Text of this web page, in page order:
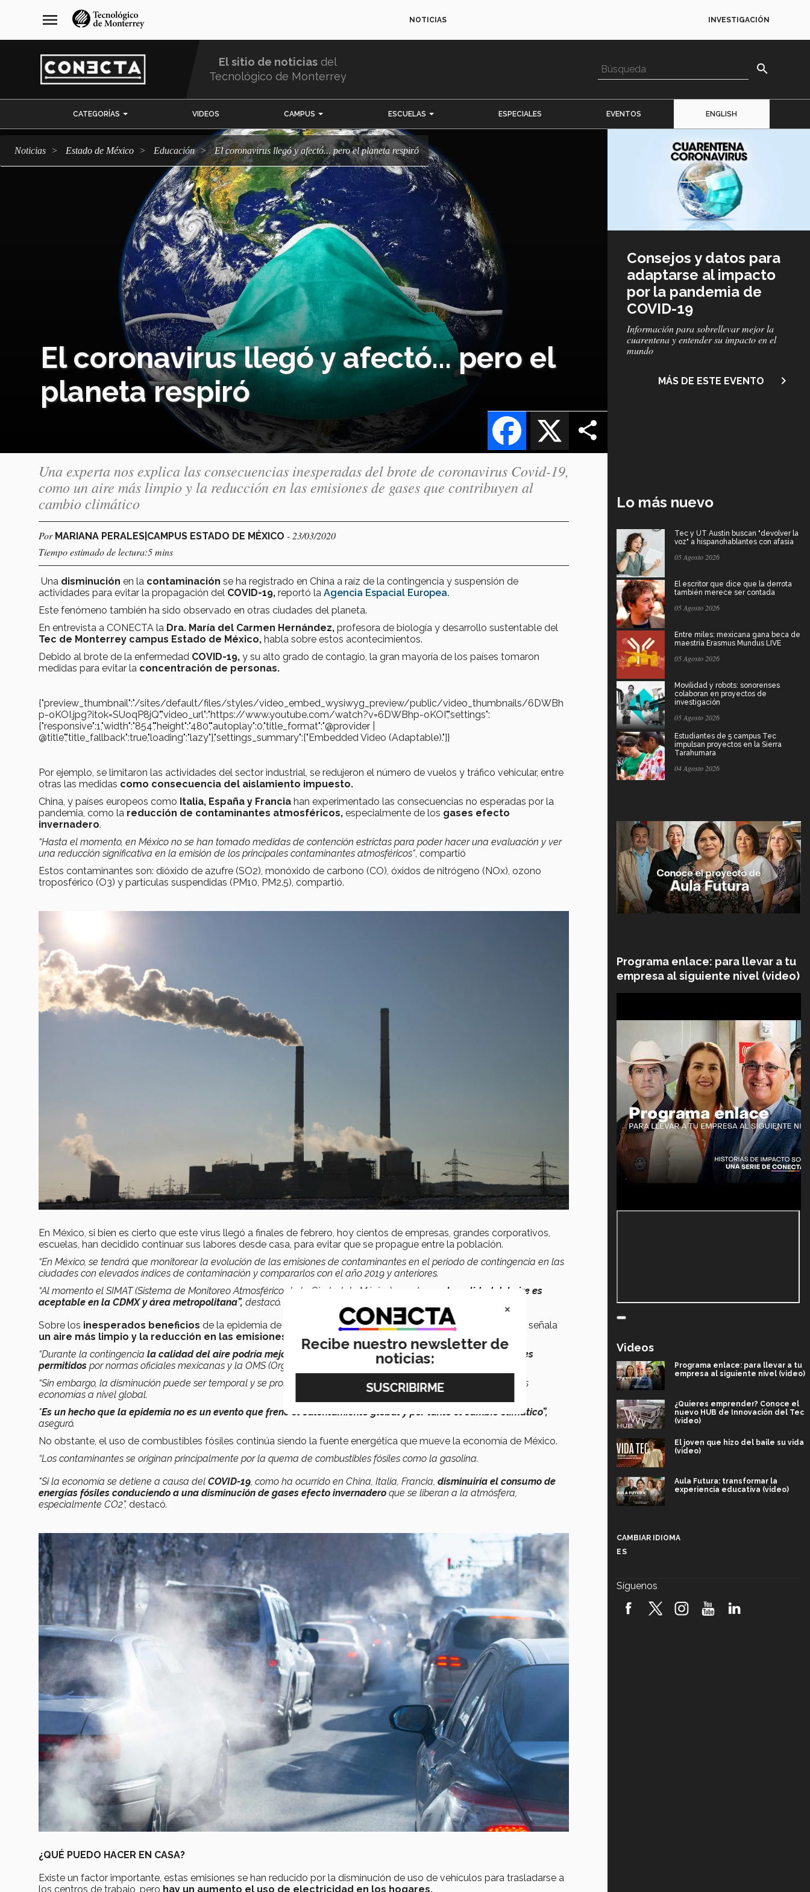
navegación
principal
menu NOTICIAS INVESTIGACIÓN
El sitio de noticias del
Tecnológico de Monterrey
search
CATEGORÍAS VIDEOS CAMPUS ESCUELAS ESPECIALES EVENTOS ENGLISH
Noticias Estado de México Educación El coronavirus llegó y afectó... pero el planeta respiró
El coronavirus llegó y afectó... pero el
planeta respiró
X
Facebook
Consejos y datos para
adaptarse al impacto
por la pandemia de
COVID-19
Subtítulo
Información para sobrellevar mejor la
cuarentena y entender su impacto en el
mundo
MÁS DE ESTE EVENTO navigate_next
Una experta nos explica las consecuencias inesperadas del brote de coronavirus Covid-19,
como un aire más limpio y la reducción en las emisiones de gases que contribuyen al
cambio climático
Por MARIANA PERALES|CAMPUS ESTADO DE MÉXICO - 23/03/2020
Tiempo estimado de lectura:5 mins
Una disminución en la contaminación se ha registrado en China a raíz de la contingencia y suspensión de
actividades para evitar la propagación del COVID-19, reportó la Agencia Espacial Europea.
Este fenómeno también ha sido observado en otras ciudades del planeta.
En entrevista a CONECTA la Dra. María del Carmen Hernández, profesora de biología y desarrollo sustentable del
Tec de Monterrey campus Estado de México, habla sobre estos acontecimientos.
Debido al brote de la enfermedad COVID-19, y su alto grado de contagio, la gran mayoría de los países tomaron
medidas para evitar la concentración de personas.
{"preview_thumbnail":"/sites/default/files/styles/video_embed_wysiwyg_preview/public/video_thumbnails/6DWBh
p-oKOI.jpg?itok=SUoqP8jQ","video_url":"https://www.youtube.com/watch?v=6DWBhp-oKOI","settings":
{"responsive":1,"width":"854","height":"480","autoplay":0,"title_format":"@provider |
@title","title_fallback":true,"loading":"lazy"},"settings_summary":["Embedded Video (Adaptable)."]}
Por ejemplo, se limitaron las actividades del sector industrial, se redujeron el número de vuelos y tráfico vehicular, entre
otras las medidas como consecuencia del aislamiento impuesto.
China, y países europeos como Italia, España y Francia han experimentado las consecuencias no esperadas por la
pandemia, como la reducción de contaminantes atmosféricos, especialmente de los gases efecto
invernadero.
“Hasta el momento, en México no se han tomado medidas de contención estrictas para poder hacer una evaluación y ver
una reducción significativa en la emisión de los principales contaminantes atmosféricos", compartió
Estos contaminantes son: dióxido de azufre (SO2), monóxido de carbono (CO), óxidos de nitrógeno (NOx), ozono
troposférico (O3) y partículas suspendidas (PM10, PM2.5), compartió.
En México, si bien es cierto que este virus llegó a finales de febrero, hoy cientos de empresas, grandes corporativos,
escuelas, han decidido continuar sus labores desde casa, para evitar que se propague entre la población.
“En México, se tendrá que monitorear la evolución de las emisiones de contaminantes en el periodo de contingencia en las
ciudades con elevados índices de contaminación y compararlos con el año 2019 y anteriores.
“Al momento el SIMAT (Sistema de Monitoreo Atmosférico de la Ciudad de México) reporta que
la calidad del aire es
aceptable en la CDMX y área metropolitana”, destacó.
Sobre los inesperados beneficios de la epidemia de
para el medioambiente en el país, la doctora señala
un aire más limpio y la reducción en las emisiones de gases que contribuyen al cambio climático.
“Durante la contingencia la calidad del aire podría mejorar en ciudades que muchas veces rebasan los niveles
permitidos por normas oficiales mexicanas y la OMS (Organización Mundial de la Salud)",indicó.
“Sin embargo, la disminución puede ser temporal y se pronostica que podría revertirse una vez que se reactiven las
economías a nivel global.
"Es un hecho que la epidemia no es un evento que frene el calentamiento global y por tanto el cambio climático”,
aseguró.
No obstante, el uso de combustibles fósiles continúa siendo la fuente energética que mueve la economía de México.
“Los contaminantes se originan principalmente por la quema de combustibles fósiles como la gasolina.
"Si la economía se detiene a causa del COVID-19, como ha ocurrido en China, Italia, Francia, disminuiría el consumo de
energías fósiles conduciendo a una disminución de gases efecto invernadero que se liberan a la atmósfera,
especialmente CO2”, destacó.
¿QUÉ PUEDO HACER EN CASA?
Existe un factor importante, estas emisiones se han reducido por la disminución de uso de vehículos para trasladarse a
los centros de trabajo, pero hay un aumento el uso de electricidad en los hogares.
Lo más nuevo
Tec y UT Austin buscan "devolver la
voz" a hispanohablantes con afasia
05 Agosto 2026
El escritor que dice que la derrota
también merece ser contada
05 Agosto 2026
Entre miles: mexicana gana beca de
maestría Erasmus Mundus LIVE
05 Agosto 2026
Movilidad y robots: sonorenses
colaboran en proyectos de
investigación
05 Agosto 2026
Estudiantes de 5 campus Tec
impulsan proyectos en la Sierra
Tarahumara
04 Agosto 2026
Programa enlace: para llevar a tu
empresa al siguiente nivel (video)
Videos
Programa enlace: para llevar a tu
empresa al siguiente nivel (video)
¿Quieres emprender? Conoce el
nuevo HUB de Innovación del Tec
(video)
El joven que hizo del baile su vida
(video)
Aula Futura: transformar la
experiencia educativa (video)
robótica FIRST 2026! (video)
CAMBIAR IDIOMA
ES
Síguenos
×
Recibe nuestro newsletter de
noticias: